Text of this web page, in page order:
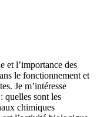
et l’importance des
le fonctionnement et
Je m’intéresse
quelles sont les
chimiques